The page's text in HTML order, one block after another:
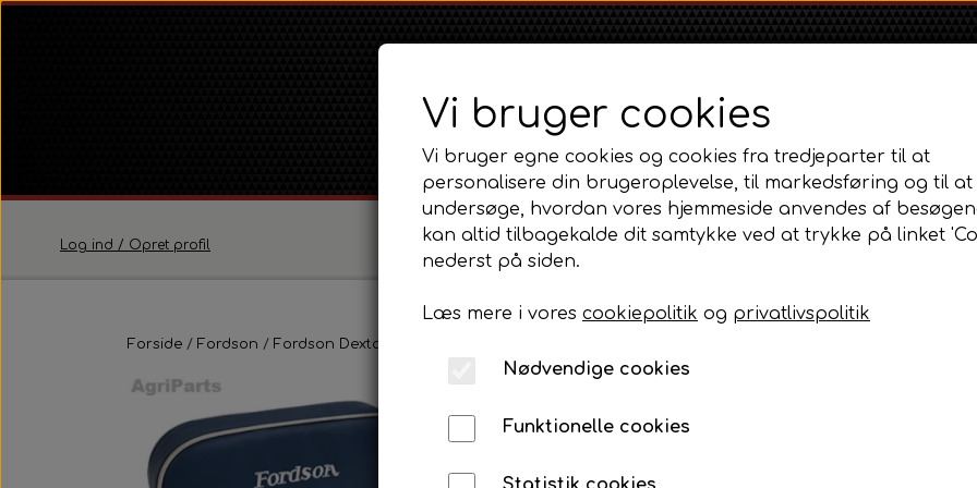
Log ind / Opret profil Shop
Ferguson TE20 Serie
Massey Ferguson
MF 65
500 Serien
Ford
Ford 100 Serien
Fordson
Fordson Major
Om Kontakt
Forside Fordson Fordson Dexta / Super Dexta
Sædepude Fordson
798,00 DKK
Vi bruger cookies
Vi bruger egne cookies og cookies fra tredjeparter til at
personalisere din brugeroplevelse, til markedsføring og til at
undersøge, hvordan vores hjemmeside anvendes af
kan altid tilbagekalde dit samtykke ved at trykke på linket
nederst på siden.
Læs mere i vores cookiepolitik og privatlivspolitik
Nødvendige cookies
Funktionelle cookies